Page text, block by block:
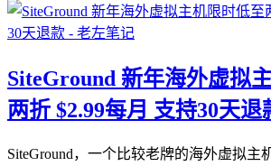
SiteGround 新年海外虚拟
两折 $2.99每月 支持30天退
SiteGround，一个比较老牌的海外虚拟主